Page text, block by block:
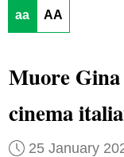
aa AA
Muore
cinema
25 January